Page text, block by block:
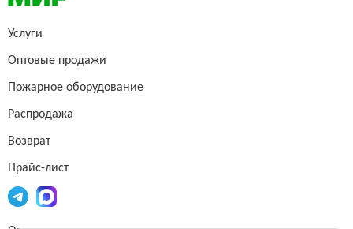
Услуги
Оптовые продажи
Пожарное оборудование
Распродажа
Возврат
Прайс-лист